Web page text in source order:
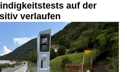
auf der
verlaufen